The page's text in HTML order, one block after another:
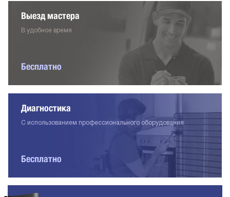
Выезд мастера
В удобное время
Бесплатно
Диагностика
С использованием профессионального оборудования
Бесплатно